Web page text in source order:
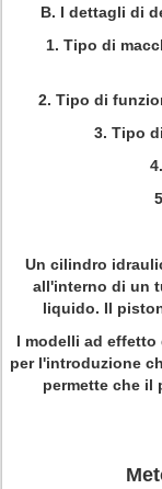
B. I dettagli di
1. Tipo di
2. Tipo di
3. Tipo
4.
Un cilindro
all'interno di un
liquido. Il
I modelli ad
per l'introduzione
permette che il